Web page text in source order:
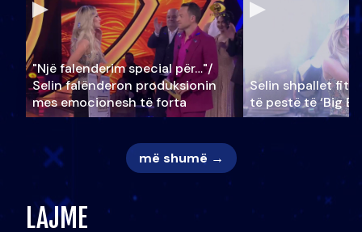
"Një falenderim special për…"/
Selin falënderon produksionin
mes emocionesh të forta
Selin shpallet
të pestë të ‘Big
më shumë →
LAJME